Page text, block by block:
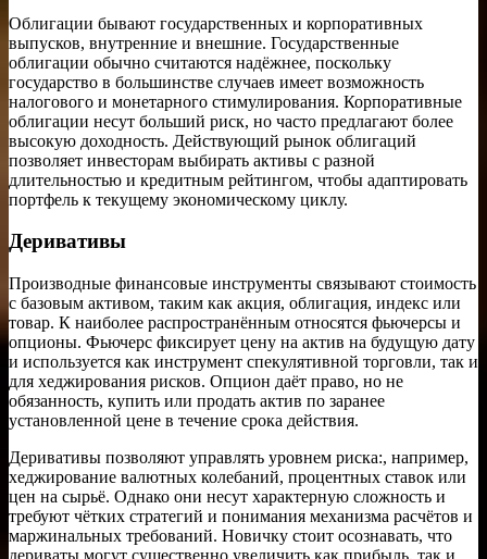
Облигации бывают государственных и корпоративных
выпусков, внутренние и внешние. Государственные
облигации обычно считаются надёжнее, поскольку
государство в большинстве случаев имеет возможность
налогового и монетарного стимулирования. Корпоративные
облигации несут больший риск, но часто предлагают более
высокую доходность. Действующий рынок облигаций
позволяет инвесторам выбирать активы с разной
длительностью и кредитным рейтингом, чтобы адаптировать
портфель к текущему экономическому циклу.
Деривативы
Производные финансовые инструменты связывают стоимость
с базовым активом, таким как акция, облигация, индекс или
товар. К наиболее распространённым относятся фьючерсы и
опционы. Фьючерс фиксирует цену на актив на будущую дату
и используется как инструмент спекулятивной торговли, так и
для хеджирования рисков. Опцион даёт право, но не
обязанность, купить или продать актив по заранее
установленной цене в течение срока действия.
Деривативы позволяют управлять уровнем риска:, например,
хеджирование валютных колебаний, процентных ставок или
цен на сырьё. Однако они несут характерную сложность и
требуют чётких стратегий и понимания механизма расчётов и
маржинальных требований. Новичку стоит осознавать, что
дериваты могут существенно увеличить как прибыль, так и